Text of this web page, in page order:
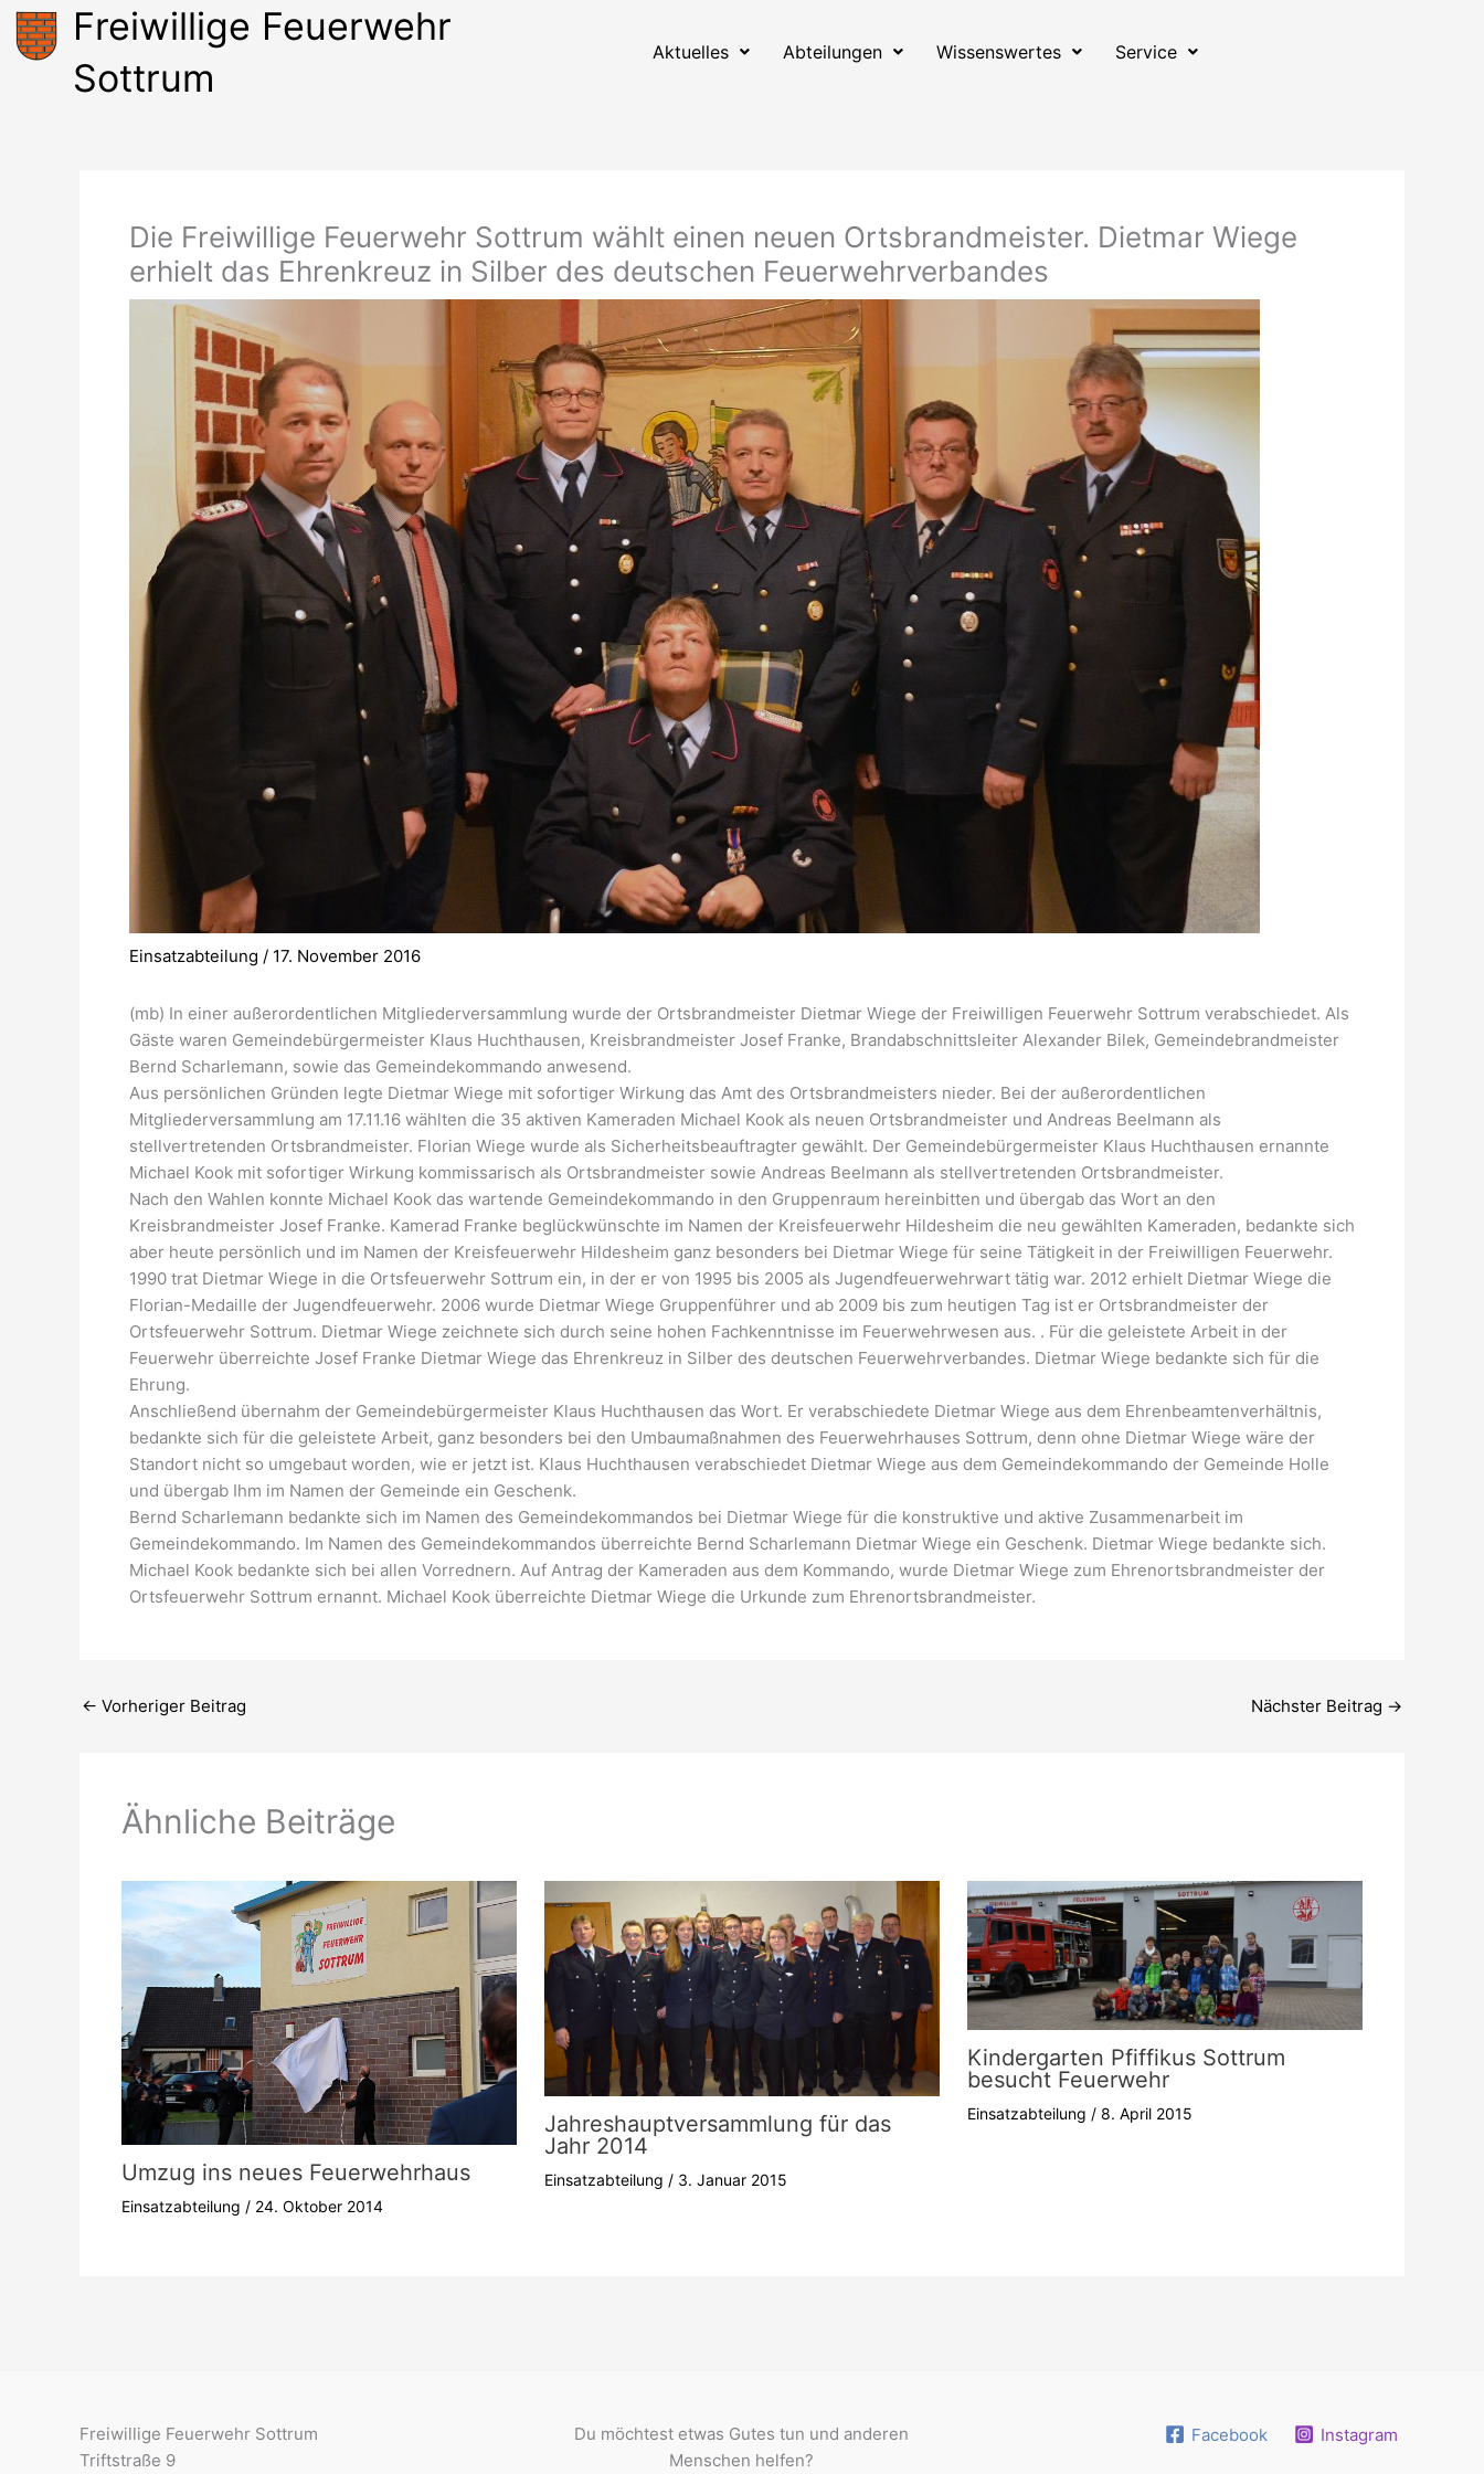
Zum
Inhalt
springen
Freiwillige Feuerwehr
Sottrum
Aktuelles Abteilungen Wissenswertes Service
Die Freiwillige Feuerwehr Sottrum wählt einen neuen Ortsbrandmeister. Dietmar Wiege
erhielt das Ehrenkreuz in Silber des deutschen Feuerwehrverbandes
Einsatzabteilung / 17. November 2016
(mb) In einer außerordentlichen Mitgliederversammlung wurde der Ortsbrandmeister Dietmar Wiege der Freiwilligen Feuerwehr Sottrum verabschiedet. Als
Gäste waren Gemeindebürgermeister Klaus Huchthausen, Kreisbrandmeister Josef Franke, Brandabschnittsleiter Alexander Bilek, Gemeindebrandmeister
Bernd Scharlemann, sowie das Gemeindekommando anwesend.
Aus persönlichen Gründen legte Dietmar Wiege mit sofortiger Wirkung das Amt des Ortsbrandmeisters nieder. Bei der außerordentlichen
Mitgliederversammlung am 17.11.16 wählten die 35 aktiven Kameraden Michael Kook als neuen Ortsbrandmeister und Andreas Beelmann als
stellvertretenden Ortsbrandmeister. Florian Wiege wurde als Sicherheitsbeauftragter gewählt. Der Gemeindebürgermeister Klaus Huchthausen ernannte
Michael Kook mit sofortiger Wirkung kommissarisch als Ortsbrandmeister sowie Andreas Beelmann als stellvertretenden Ortsbrandmeister.
Nach den Wahlen konnte Michael Kook das wartende Gemeindekommando in den Gruppenraum hereinbitten und übergab das Wort an den
Kreisbrandmeister Josef Franke. Kamerad Franke beglückwünschte im Namen der Kreisfeuerwehr Hildesheim die neu gewählten Kameraden, bedankte sich
aber heute persönlich und im Namen der Kreisfeuerwehr Hildesheim ganz besonders bei Dietmar Wiege für seine Tätigkeit in der Freiwilligen Feuerwehr.
1990 trat Dietmar Wiege in die Ortsfeuerwehr Sottrum ein, in der er von 1995 bis 2005 als Jugendfeuerwehrwart tätig war. 2012 erhielt Dietmar Wiege die
Florian-Medaille der Jugendfeuerwehr. 2006 wurde Dietmar Wiege Gruppenführer und ab 2009 bis zum heutigen Tag ist er Ortsbrandmeister der
Ortsfeuerwehr Sottrum. Dietmar Wiege zeichnete sich durch seine hohen Fachkenntnisse im Feuerwehrwesen aus. . Für die geleistete Arbeit in der
Feuerwehr überreichte Josef Franke Dietmar Wiege das Ehrenkreuz in Silber des deutschen Feuerwehrverbandes. Dietmar Wiege bedankte sich für die
Ehrung.
Anschließend übernahm der Gemeindebürgermeister Klaus Huchthausen das Wort. Er verabschiedete Dietmar Wiege aus dem Ehrenbeamtenverhältnis,
bedankte sich für die geleistete Arbeit, ganz besonders bei den Umbaumaßnahmen des Feuerwehrhauses Sottrum, denn ohne Dietmar Wiege wäre der
Standort nicht so umgebaut worden, wie er jetzt ist. Klaus Huchthausen verabschiedet Dietmar Wiege aus dem Gemeindekommando der Gemeinde Holle
und übergab Ihm im Namen der Gemeinde ein Geschenk.
Bernd Scharlemann bedankte sich im Namen des Gemeindekommandos bei Dietmar Wiege für die konstruktive und aktive Zusammenarbeit im
Gemeindekommando. Im Namen des Gemeindekommandos überreichte Bernd Scharlemann Dietmar Wiege ein Geschenk. Dietmar Wiege bedankte sich.
Michael Kook bedankte sich bei allen Vorrednern. Auf Antrag der Kameraden aus dem Kommando, wurde Dietmar Wiege zum Ehrenortsbrandmeister der
Ortsfeuerwehr Sottrum ernannt. Michael Kook überreichte Dietmar Wiege die Urkunde zum Ehrenortsbrandmeister.
← Vorheriger Beitrag Nächster Beitrag →
Ähnliche Beiträge
Umzug ins neues Feuerwehrhaus
Einsatzabteilung / 24. Oktober 2014
Jahreshauptversammlung für das
Jahr 2014
Einsatzabteilung / 3. Januar 2015
Kindergarten Pfiffikus Sottrum
besucht Feuerwehr
Einsatzabteilung /8. April 2015
Freiwillige Feuerwehr Sottrum
Triftstraße 9
Du möchtest etwas Gutes tun und anderen
Menschen helfen?
Facebook Instagram